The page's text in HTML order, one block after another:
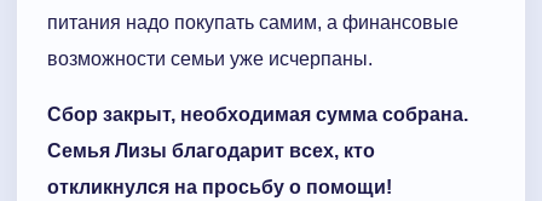
питания надо покупать самим, а финансовые
возможности семьи уже исчерпаны.
Сбор закрыт, необходимая сумма собрана.
Семья Лизы благодарит всех, кто
откликнулся на просьбу о помощи!